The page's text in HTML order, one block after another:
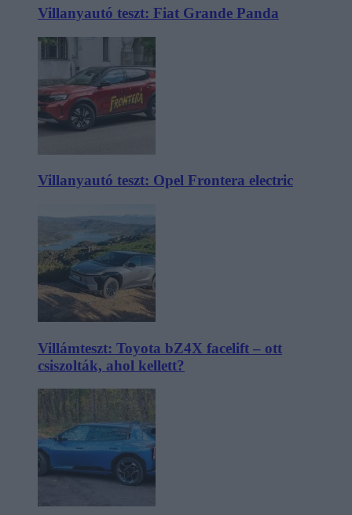
Villanyautó teszt: Fiat Grande Panda
Villanyautó teszt: Opel Frontera electric
Villámteszt: Toyota bZ4X facelift – ott
csiszolták, ahol kellett?